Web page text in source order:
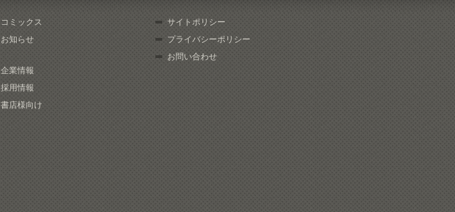
コミックス
お知らせ
企業情報
採用情報
書店様向け
サイトポリシー
プライバシーポリシー
お問い合わせ